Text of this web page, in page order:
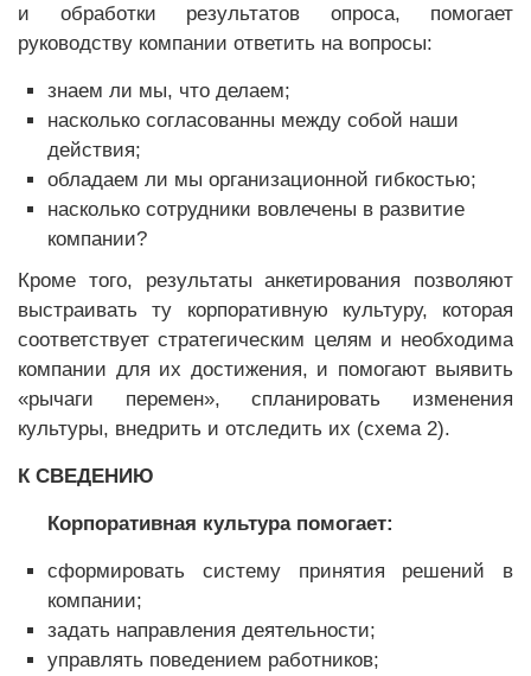
и обработки результатов опроса, помогает
руководству компании ответить на вопросы:
знаем ли мы, что делаем;
насколько согласованны между собой наши
действия;
обладаем ли мы организационной гибкостью;
насколько сотрудники вовлечены в развитие
компании?
Кроме того, результаты анкетирования позволяют
выстраивать ту корпоративную культуру, которая
соответствует стратегическим целям и необходима
компании для их достижения, и помогают выявить
«рычаги перемен», спланировать изменения
культуры, внедрить и отследить их (схема 2).
К СВЕДЕНИЮ
Корпоративная культура помогает:
сформировать систему принятия решений в
компании;
задать направления деятельности;
управлять поведением работников;